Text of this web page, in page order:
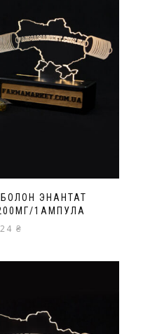
ЭНАНТАТ
1АМПУЛА
₴